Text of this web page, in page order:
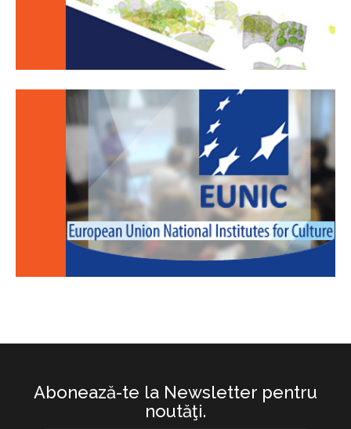
Abonează-te la Newsletter pentru
noutăţi.